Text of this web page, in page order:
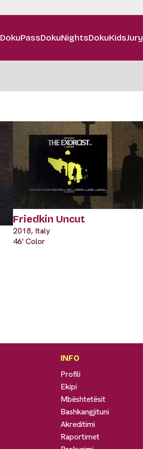
DokuPassDokuNightsDokuKidsJury
Friedkin Uncut
2018, Italy
46' Color
INFO
Profili
Ekipi
Mbështetësit
Bashkangjituni
Akreditimi
Raportimet